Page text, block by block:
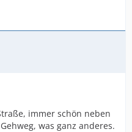
immer schön neben
was ganz anderes.